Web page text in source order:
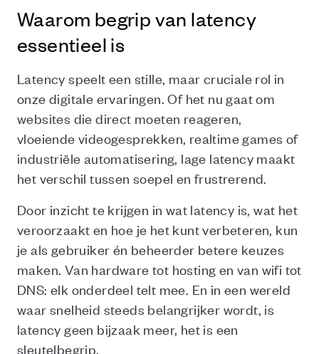
Waarom begrip van latency
essentieel is
Latency speelt een stille, maar cruciale rol in
onze digitale ervaringen. Of het nu gaat om
websites die direct moeten reageren,
vloeiende videogesprekken, realtime games of
industriële automatisering, lage latency maakt
het verschil tussen soepel en frustrerend.
Door inzicht te krijgen in wat latency is, wat het
veroorzaakt en hoe je het kunt verbeteren, kun
je als gebruiker én beheerder betere keuzes
maken. Van hardware tot hosting en van wifi tot
DNS: elk onderdeel telt mee. En in een wereld
waar snelheid steeds belangrijker wordt, is
latency geen bijzaak meer, het is een
sleutelbegrip.